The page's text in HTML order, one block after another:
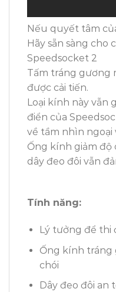
Nếu quyết tâm
Hãy sẵn sàng cho
Speedsocket 2
Tấm tráng gương
được cải tiến.
Loại kính này vẫn
điển của
về tầm nhìn ngoại
Ống kính giảm độ
dây đeo đôi vẫn
Tính năng:
Lý tưởng để thi
Ống kính tráng
chói
Dây đeo đôi an